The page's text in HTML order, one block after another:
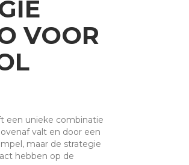
VOOR
een unieke combinatie
valt en door een
maar de strategie
hebben op de